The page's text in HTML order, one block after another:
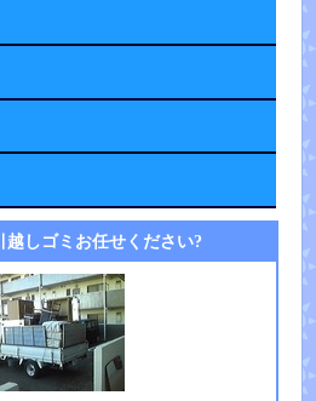
しゴミお任せください?